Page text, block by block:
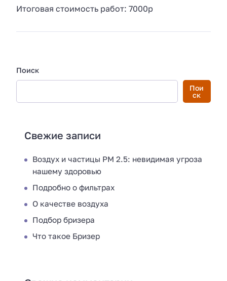
Итоговая стоимость работ: 7000р
Поиск
Пои
ск
Свежие записи
Воздух и частицы PM 2.5: невидимая угроза
нашему здоровью
Подробно о фильтрах
О качестве воздуха
Подбор бризера
Что такое Бризер